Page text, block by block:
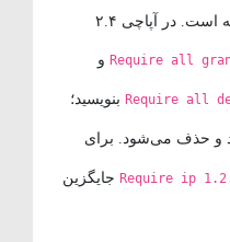
نتیجه از دسترس خارج شدن دامنه است. در آپاچی ۲.۴
Require allو
Require allبنویسید؛
حذف می‌شود. برای
Require ipجایگزین